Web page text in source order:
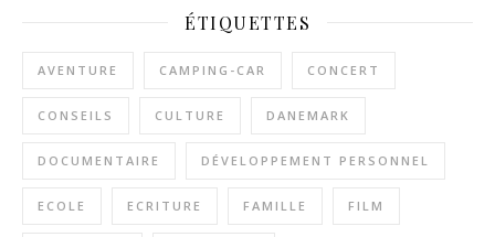
ÉTIQUETTES
AVENTURE CAMPING-CAR CONCERT
CONSEILS CULTURE DANEMARK
DOCUMENTAIRE DÉVELOPPEMENT PERSONNEL
ECOLE ECRITURE FAMILLE FILM